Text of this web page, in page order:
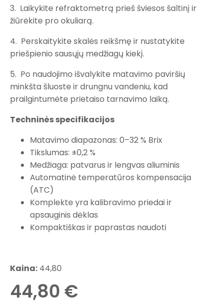
3. Laikykite refraktometrą prieš šviesos šaltinį ir
žiūrėkite pro okuliarą.
4. Perskaitykite skalės reikšmę ir nustatykite
priešpienio sausųjų medžiagų kiekį.
5. Po naudojimo išvalykite matavimo paviršių
minkšta šluoste ir drungnu vandeniu, kad
prailgintumėte prietaiso tarnavimo laiką.
Techninės specifikacijos
Matavimo diapazonas: 0–32 % Brix
Tikslumas: ±0,2 %
Medžiaga: patvarus ir lengvas aliuminis
Automatinė temperatūros kompensacija
(ATC)
Komplekte yra kalibravimo priedai ir
apsauginis dėklas
Kompaktiškas ir paprastas naudoti
Kaina: 44,80
44,80 €